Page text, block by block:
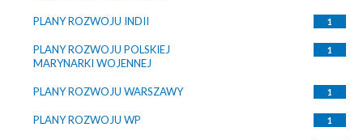
PLANY ROZWOJU INDII 1
PLANY ROZWOJU POLSKIEJ
MARYNARKI WOJENNEJ
1
PLANY ROZWOJU WARSZAWY 1
PLANY ROZWOJU WP 1